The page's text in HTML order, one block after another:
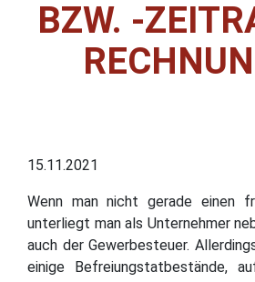
BZW. -
15.11.2021
Wenn man nicht gerade einen
unterliegt man als Unternehmer
auch der Gewerbesteuer.
einige Befreiungstatbestände,